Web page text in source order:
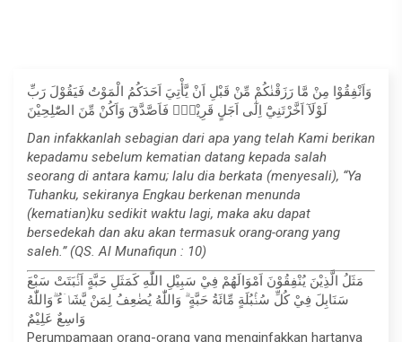
وَاَنْفِقُوْا مِنْ مَّا رَزَقْنٰكُمْ مِّنْ قَبْلِ اَنْ يَّأْتِيَ اَحَدَكُمُ الْمَوْتُ فَيَقُوْلَ رَبِّ
لَوْلَآ اَخَّرْتَنِيْٓ اِلٰٓى اَجَلٍ قَرِيْبٍۚ فَاَصَّدَّقَ وَاَكُنْ مِّنَ الصّٰلِحِيْنَ
Dan infakkanlah sebagian dari apa yang telah Kami berikan
kepadamu sebelum kematian datang kepada salah
seorang di antara kamu; lalu dia berkata (menyesali), “Ya
Tuhanku, sekiranya Engkau berkenan menunda
(kematian)ku sedikit waktu lagi, maka aku dapat
bersedekah dan aku akan termasuk orang-orang yang
saleh.” (QS. Al Munafiqun : 10)
مَثَلُ الَّذِيْنَ يُنْفِقُوْنَ اَمْوَالَهُمْ فِيْ سَبِيْلِ اللّٰهِ كَمَثَلِ حَبَّةٍ اَنْۢبَتَتْ سَبْعَ
سَنَابِلَ فِيْ كُلِّ سُنْۢبُلَةٍ مِّائَةُ حَبَّةٍ ۗ وَاللّٰهُ يُضٰعِفُ لِمَنْ يَّشَاۤءُ ۗوَاللّٰهُ
وَاسِعٌ عَلِيْمٌ
Perumpamaan orang-orang yang menginfakkan hartanya